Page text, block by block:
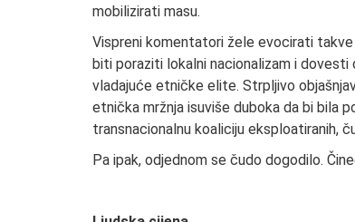
mobilizirati masu.
Vispreni komentatori žele evocirati
biti poraziti lokalni nacionalizam i dovesti
vladajuće etničke elite. Strpljivo
etnička mržnja isuviše duboka da bi bila
transnacionalnu koaliciju eksploatiranih,
Pa ipak, odjednom se čudo dogodilo.